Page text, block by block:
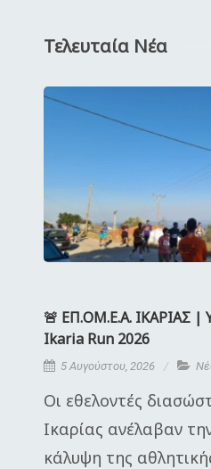
Τελευταία Νέα
🚨 ΕΠ.ΟΜ.Ε.Α. ΙΚΑΡΙΑΣ |
Ikaria Run 2026
5 Αυγούστου, 2026
Οι εθελοντές
Ικαρίας ανέλαβαν
κάλυψη της